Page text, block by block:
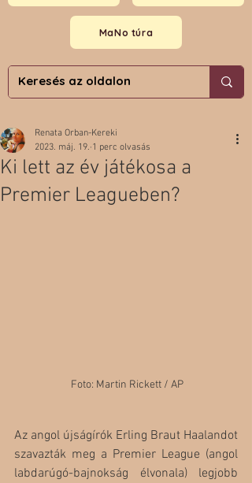
MaNo túra
Ki lett az év játékosa a
Premier Leagueben?
Renata Orban-Kereki
2023. máj. 19. 1 perc olvasás
Foto: Martin Rickett / AP
Az angol újságírók Erling Braut Haalandot
szavazták meg a Premier League (angol
labdarúgó-bajnokság élvonala) legjobb